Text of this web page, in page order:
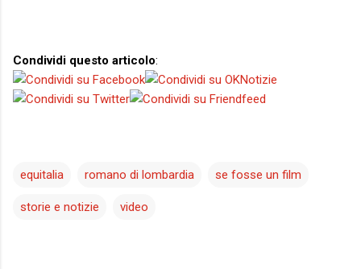
Condividi questo articolo:
equitalia romano di lombardia se fosse un film
storie e notizie video